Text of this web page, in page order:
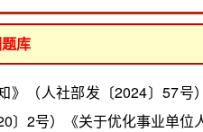
库
（人社部发〔2024〕57号）
〕2号）《关于优化事业单位